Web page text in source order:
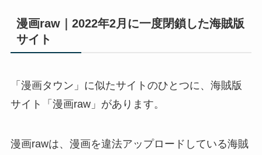
漫画raw｜2022年2月に一度閉鎖した海賊版
サイト
「漫画タウン」に似たサイトのひとつに、海賊版
サイト「漫画raw」があります。
漫画rawは、漫画を違法アップロードしている海賊